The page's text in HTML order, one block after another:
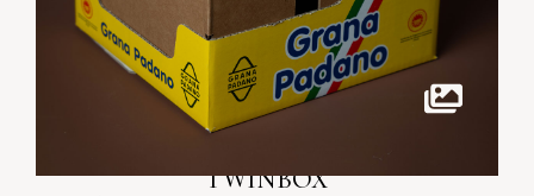
TWINBOX